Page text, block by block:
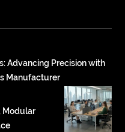
Advancing Precision with
Manufacturer
Modular